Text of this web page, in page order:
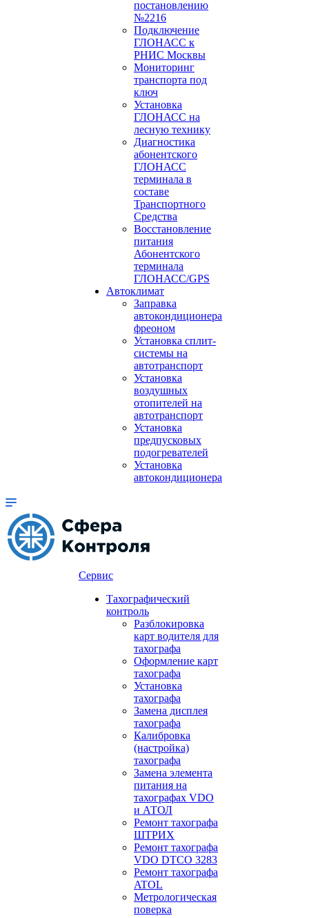
постановлению
№2216
Подключение
ГЛОНАСС к
РНИС Москвы
Мониторинг
транспорта под
ключ
Установка
ГЛОНАСС на
лесную технику
Диагностика
абонентского
ГЛОНАСС
терминала в
составе
Транспортного
Средства
Восстановление
питания
Абонентского
терминала
ГЛОНАСС/GPS
Автоклимат
Заправка
автокондиционера
фреоном
Установка сплит-
системы на
автотранспорт
Установка
воздушных
отопителей на
автотранспорт
Установка
предпусковых
подогревателей
Установка
автокондиционера
Сервис
Тахографический
контроль
Разблокировка
карт водителя для
тахографа
Оформление карт
тахографа
Установка
тахографа
Замена дисплея
тахографа
Калибровка
(настройка)
тахографа
Замена элемента
питания на
тахографах VDO
и АТОЛ
Ремонт тахографа
ШТРИХ
Ремонт тахографа
VDO DTCO 3283
Ремонт тахографа
ATOL
Метрологическая
поверка